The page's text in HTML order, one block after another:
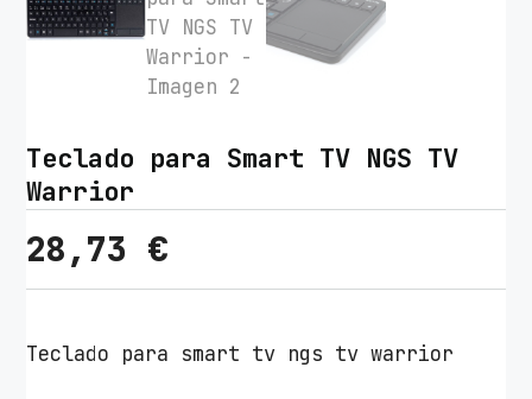
Teclado para Smart TV NGS TV
Warrior
28,73 €
Teclado para smart tv ngs tv warrior